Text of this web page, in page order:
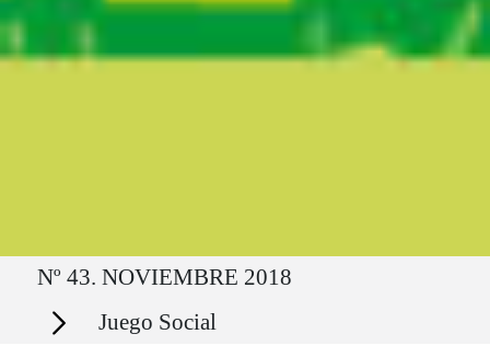
Ruta del sitio
Nº 43. NOVIEMBRE 2018
Secciones Juego Social